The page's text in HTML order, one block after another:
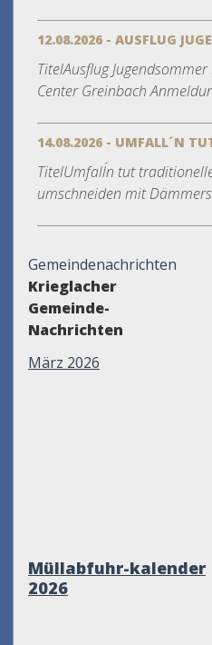
12.08.2026 - AUSFLUG
TitelAusflug
Center Greinbach
14.08.2026 - UMFALL´N
TitelUmfall´n tut
umschneiden mit
Gemeindenachrichten
Krieglacher
Gemeinde-
Nachrichten
März 2026
Müllabfuhr-kalender
2026